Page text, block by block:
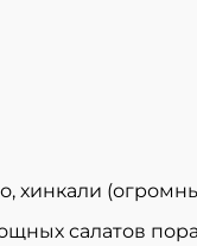
хинкали
салатов